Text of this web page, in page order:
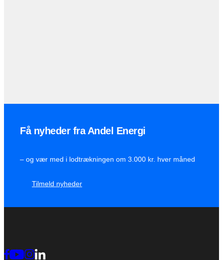
Få nyheder fra Andel Energi
– og vær med i lodtrækningen om 3.000 kr. hver måned
Tilmeld nyheder